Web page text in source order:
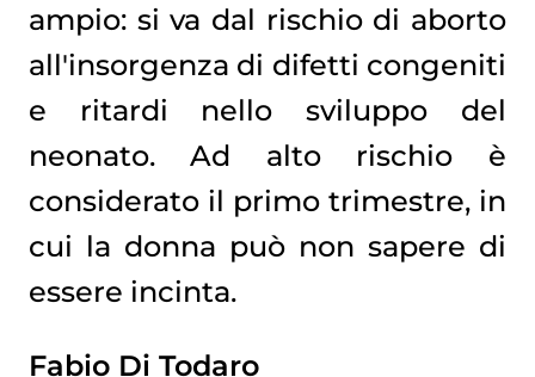
ampio: si va dal rischio di aborto
all'insorgenza di difetti congeniti
e ritardi nello sviluppo del
neonato. Ad alto rischio è
considerato il primo trimestre, in
cui la donna può non sapere di
essere incinta.
Fabio Di Todaro